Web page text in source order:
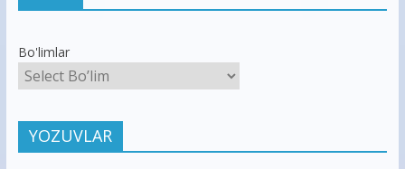
Bo'limlar
YOZUVLAR